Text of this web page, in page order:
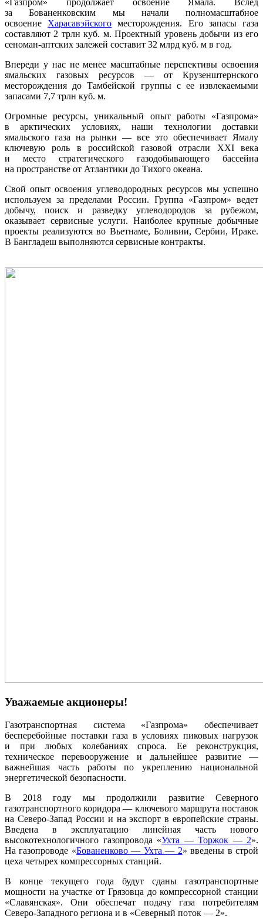
за Бованенковским мы начали полномасштаб­ное
освоение Харасавэйского месторождения. Его запасы газа
составляют 2 трлн куб. м. Проектный уровень добычи из его
сеноман-аптских залежей составит 32 млрд куб. м в год.
Впереди у нас не менее масштабные перспективы освоения
ямальских газовых ресурсов — от Крузенштернского
месторожде­ния до Тамбейской группы с ее извлекаемыми
запасами 7,7 трлн куб. м.
Огромные ресурсы, уникальный опыт работы «Газпрома»
в арктических условиях, наши технологии доставки
ямальского газа на рынки — все это обеспечивает Ямалу
ключевую роль в российской газовой отрасли XXI века
и место стратегического газодобы­вающего бассейна
на пространстве от Атлантики до Тихого океана.
Свой опыт освоения углеводородных ресурсов мы успешно
используем за пределами России. Группа «Газпром» ведет
добычу, поиск и разведку углеводородов за рубежом,
оказывает сервисные услуги. Наиболее крупные добычные
проекты реализуются во Вьетнаме, Боливии, Сербии, Ираке.
В Бангладеш выполняются сервисные контракты.
Уважаемые акционеры!
Газотранспортная система «Газпрома» обеспечивает
бесперебойные поставки газа в условиях пиковых нагрузок
и при любых колебаниях спроса. Ее реконструкция,
техническое перевооружение и дальнейшее развитие —
важнейшая часть работы по укреплению национальной
энергетической безопасности.
В 2018 году мы продолжили развитие Северного
газотранспортного коридора — ключевого маршрута поставок
на Северо-Запад России и на экспорт в европейские страны.
Введена в эксплуатацию линейная часть нового
высокотехнологичного газопро­вода «Ухта — Торжок — 2».
На газопроводе «Бованенково — Ухта — 2» введены в строй
цеха четырех компрессорных станций.
В конце текущего года будут сданы газотранспортные
мощности на участке от Грязовца до компрессорной станции
«Славянская». Они обеспечат подачу газа потребителям
Северо-Западного региона и в «Северный поток — 2».